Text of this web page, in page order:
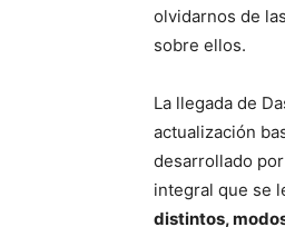
olvidarnos de
sobre ellos.
La llegada de
actualización
desarrollado
integral que se
distintos,